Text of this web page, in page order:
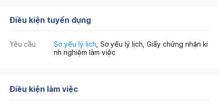
Điều kiện tuyển dụng
Yêu cầu Sơ yếu lý lịch , Sơ yếu lý lịch, Giấy chứng nhận ki
nh nghiệm làm việc
Điều kiện làm việc